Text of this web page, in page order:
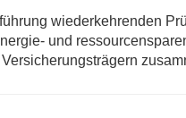
wiederkehrenden
und